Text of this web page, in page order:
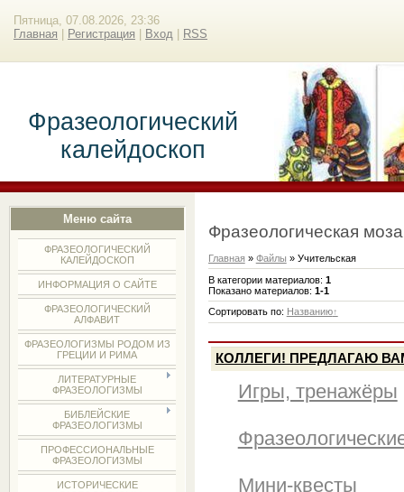
Пятница, 07.08.2026, 23:36
Главная
Регистрация Вход RSS
Фразеологический
калейдоскоп
Меню сайта
ФРАЗЕОЛОГИЧЕСКИЙ
КАЛЕЙДОСКОП
ИНФОРМАЦИЯ О САЙТЕ
ФРАЗЕОЛОГИЧЕСКИЙ
АЛФАВИТ
ФРАЗЕОЛОГИЗМЫ РОДОМ ИЗ
ГРЕЦИИ И РИМА
ЛИТЕРАТУРНЫЕ
ФРАЗЕОЛОГИЗМЫ
БИБЛЕЙСКИЕ
ФРАЗЕОЛОГИЗМЫ
ПРОФЕССИОНАЛЬНЫЕ
ФРАЗЕОЛОГИЗМЫ
ИСТОРИЧЕСКИЕ
Фразеологическая
Главная » Файлы » Учительская
В категории материалов: 1
Показано материалов: 1-1
Сортировать по: Названию
КОЛЛЕГИ! ПРЕДЛАГАЮ
Игры, тренажёры
Мини-квесты